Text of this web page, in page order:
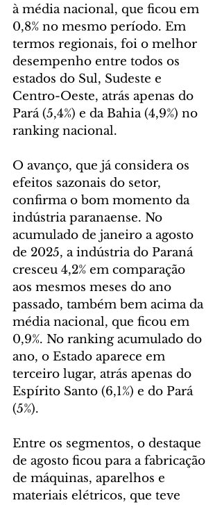
à média nacional, que ficou em
0,8% no mesmo período. Em
termos regionais, foi o melhor
desempenho entre todos os
estados do Sul, Sudeste e
Centro-Oeste, atrás apenas do
Pará (5,4%) e da Bahia (4,9%) no
ranking nacional.
O avanço, que já considera os
efeitos sazonais do setor,
confirma o bom momento da
indústria paranaense. No
acumulado de janeiro a agosto
de 2025, a indústria do Paraná
cresceu 4,2% em comparação
aos mesmos meses do ano
passado, também bem acima da
média nacional, que ficou em
0,9%. No ranking acumulado do
ano, o Estado aparece em
terceiro lugar, atrás apenas do
Espírito Santo (6,1%) e do Pará
(5%).
Entre os segmentos, o destaque
de agosto ficou para a fabricação
de máquinas, aparelhos e
materiais elétricos, que teve